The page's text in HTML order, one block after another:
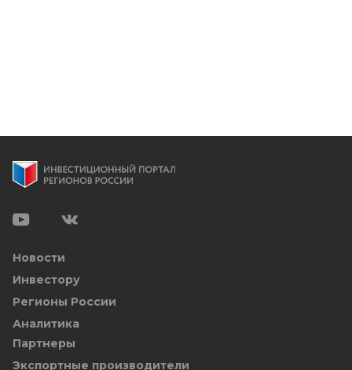
Новости
Инвестору
Регионы России
Аналитика
Партнеры
Экспортные производители